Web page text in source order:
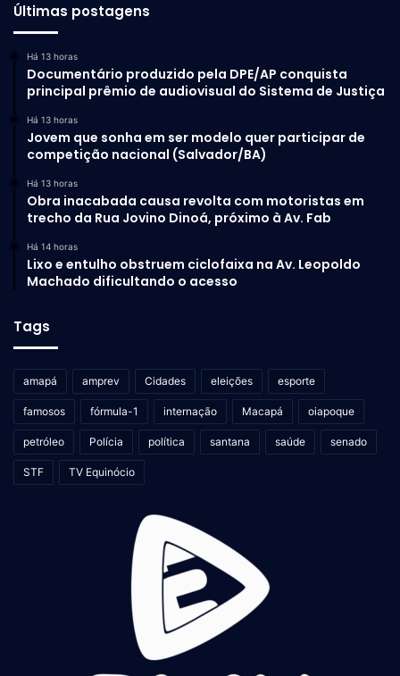
Últimas postagens
Há 13 horas
Documentário produzido pela DPE/AP conquista
principal prêmio de audiovisual do Sistema de Justiça
Há 13 horas
Jovem que sonha em ser modelo quer participar de
competição nacional (Salvador/BA)
Há 13 horas
Obra inacabada causa revolta com motoristas em
trecho da Rua Jovino Dinoá, próximo à Av. Fab
Há 14 horas
Lixo e entulho obstruem ciclofaixa na Av. Leopoldo
Machado dificultando o acesso
Tags
amapá amprev Cidades eleições esporte
famosos fórmula-1 internação Macapá oiapoque
petróleo Polícia política santana saúde senado
STF TV Equinócio